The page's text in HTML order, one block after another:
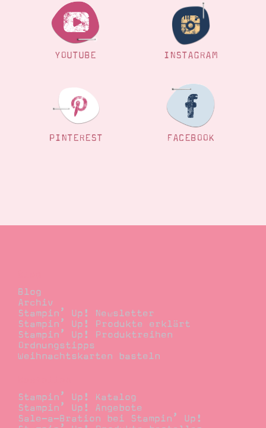
YOUTUBE INSTAGRAM
PINTEREST FACEBOOK
Blog
Archiv
Stampin’ Up! Newsletter
Stampin’ Up! Produkte erklärt
Stampin’ Up! Produktreihen
Ordnungstipps
Weihnachtskarten basteln
Stampin’ Up! Katalog
Stampin’ Up! Angebote
Sale-a-Bration bei Stampin’ Up!